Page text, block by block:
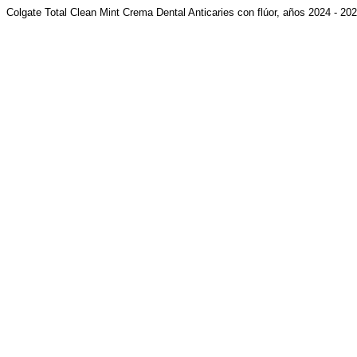
Colgate Total Clean Mint Crema Dental Anticaries con flúor, años 2024 -